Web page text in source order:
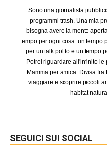
Sono una giornalista
programmi trash. Una mia
bisogna avere la mente
tempo per ogni cosa: un tempo
per un talk polito e un tempo
Potrei riguardare all'infinito le
Mamma per amica. Divisa
viaggiare e scoprire piccoli
habitat
SEGUICI SUI SOCIAL